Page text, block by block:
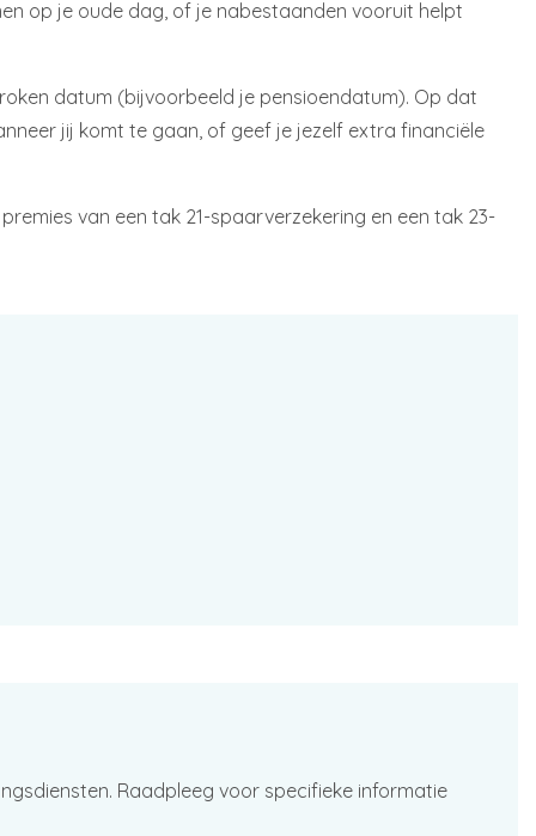
op je oude dag, of je nabestaanden vooruit helpt
datum (bijvoorbeeld je pensioendatum). Op dat
jij komt te gaan, of geef je jezelf extra financiële
van een tak 21-spaarverzekering en een tak 23-
Raadpleeg voor specifieke informatie